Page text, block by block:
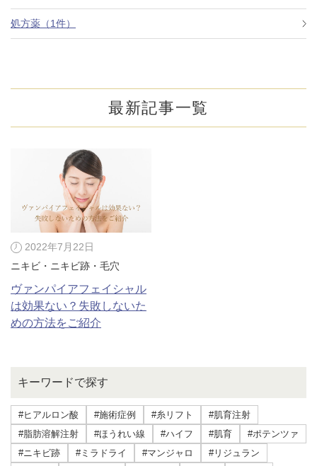
公式SNS
井畑 峰紀 医師
処方薬（1件）
キーワードで探す
#ヒアルロン酸 #施術症例 #糸リフト
#肌育注射
#脂肪溶解注射
#ほうれい線 #ハイフ #肌育
#ポテンツァ
#ニキビ跡
#ミラドライ #マンジャロ
#リジュラン
最新記事一覧
2022年7月22日
ニキビ・ニキビ跡・毛穴
ヴァンパイアフェイシャル
は効果ない？失敗しないた
めの方法をご紹介